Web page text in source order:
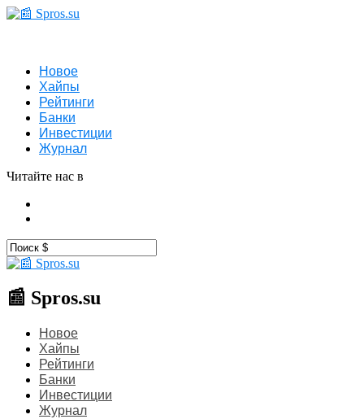
Новое
Хайпы
Рейтинги
Банки
Инвестиции
Журнал
Читайте нас в
📰 Spros.su
Новое
Хайпы
Рейтинги
Банки
Инвестиции
Журнал